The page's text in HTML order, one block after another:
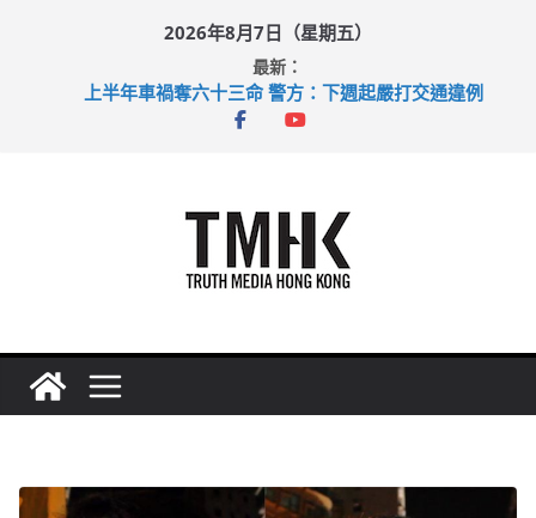
2026年8月7日（星期五）
最新：
上半年車禍奪六十三命 警方：下週起嚴打交通違例
性罪行修例獲九成支持 鄧炳強：爭取今屆任期內完成立法